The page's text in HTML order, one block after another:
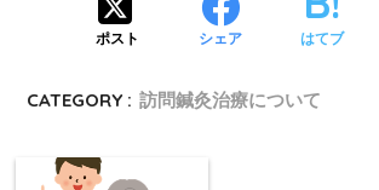
ポスト シェア はてブ
CATEGORY : 訪問鍼灸治療について